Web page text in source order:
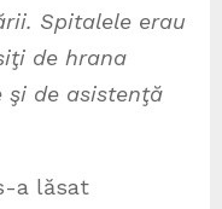
Spitalele erau
de hrana
şi de asistenţă
a lăsat